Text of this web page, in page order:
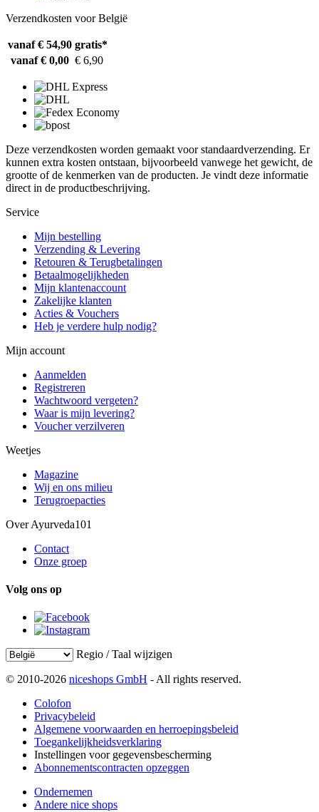
Verzendkosten voor België
vanaf € 54,90 gratis*
vanaf € 0,00 € 6,90
Deze verzendkosten worden gemaakt voor standaardverzending. Er
kunnen extra kosten ontstaan, bijvoorbeeld vanwege het gewicht, de
grootte of de kenmerken van de producten. Je vindt deze informatie
direct in de productbeschrijving.
Service
Mijn bestelling
Verzending & Levering
Retouren & Terugbetalingen
Betaalmogelijkheden
Mijn klantenaccount
Zakelijke klanten
Acties & Vouchers
Heb je verdere hulp nodig?
Mijn account
Aanmelden
Registreren
Wachtwoord vergeten?
Waar is mijn levering?
Voucher verzilveren
Weetjes
Magazine
Wij en ons milieu
Terugroepacties
Over Ayurveda101
Contact
Onze groep
Volg ons op
Regio / Taal wijzigen
© 2010-2026 niceshops GmbH - All rights reserved.
Colofon
Privacybeleid
Algemene voorwaarden en herroepingsbeleid
Toegankelijkheidsverklaring
Instellingen voor gegevensbescherming
Abonnementscontracten opzeggen
Ondernemen
Andere nice shops